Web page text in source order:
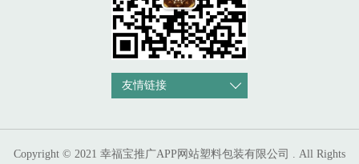
友情链接
Copyright © 2021 幸福宝推广APP网站塑料包装有限公司 . All Rights